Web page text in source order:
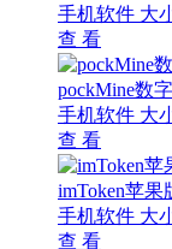
手机软件 大
查 看
pockMine数
手机软件 大
查 看
imToken苹
手机软件 大
查 看